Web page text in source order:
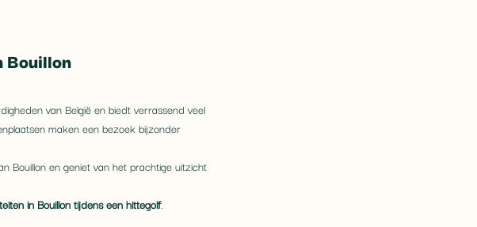
Bouillon
van België en biedt verrassend veel
maken een bezoek bijzonder
Bouillon en geniet van het prachtige uitzicht
in Bouillon tijdens een hittegolf.